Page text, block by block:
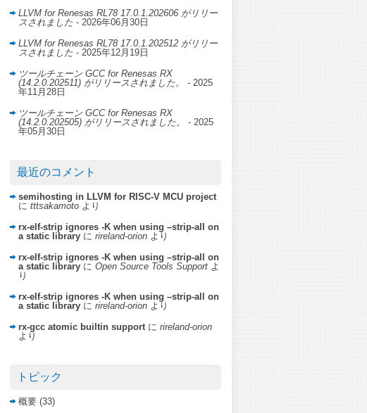
LLVM for Renesas RL78 17.0.1.202606 がリリー
スされました - 2026年06月30日
LLVM for Renesas RL78 17.0.1.202512 がリリー
スされました - 2025年12月19日
ツールチェーン GCC for Renesas RX
(14.2.0.202511) がリリースされました。
- 2025
年11月28日
ツールチェーン GCC for Renesas RX
(14.2.0.202505) がリリースされました。
- 2025
年05月30日
最近のコメント
semihosting in LLVM for RISC-V MCU project
に tttsakamoto より
rx-elf-strip ignores -K when using –strip-all on
a static library に rireland-orion より
rx-elf-strip ignores -K when using –strip-all on
a static library に Open Source Tools Support よ
り
rx-elf-strip ignores -K when using –strip-all on
a static library に rireland-orion より
rx-gcc atomic builtin support に rireland-orion
より
トピック
概要 (33)